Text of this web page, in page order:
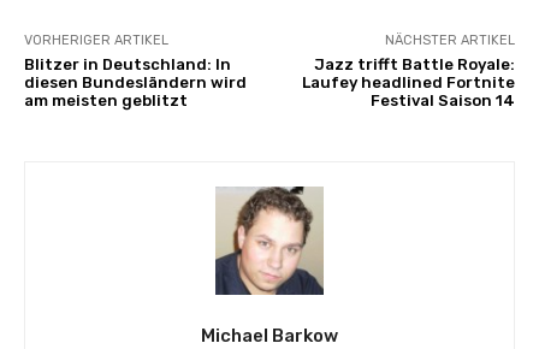
VORHERIGER ARTIKEL
Blitzer in Deutschland: In
diesen Bundesländern wird
am meisten geblitzt
NÄCHSTER ARTIKEL
Jazz trifft Battle Royale:
Laufey headlined Fortnite
Festival Saison 14
Michael Barkow